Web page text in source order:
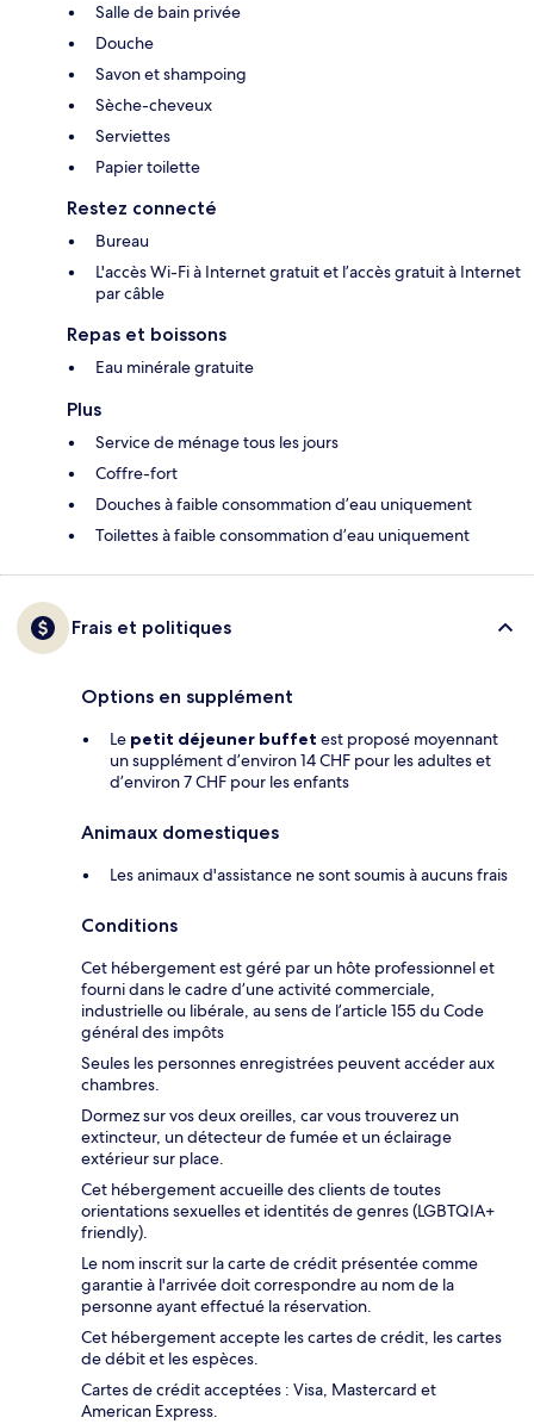
Salle de bain privée
Douche
Savon et shampoing
Sèche-cheveux
Serviettes
Papier toilette
Restez connecté
Bureau
L'accès Wi-Fi à Internet gratuit et l’accès gratuit à Internet
par câble
Repas et boissons
Eau minérale gratuite
Plus
Service de ménage tous les jours
Coffre-fort
Douches à faible consommation d’eau uniquement
Toilettes à faible consommation d’eau uniquement
Frais et politiques
Options en supplément
Le petit déjeuner buffet est proposé moyennant
un supplément d’environ 14 CHF pour les adultes et
d’environ 7 CHF pour les enfants
Animaux domestiques
Les animaux d'assistance ne sont soumis à aucuns frais
Conditions
Cet hébergement est géré par un hôte professionnel et
fourni dans le cadre d’une activité commerciale,
industrielle ou libérale, au sens de l’article 155 du Code
général des impôts
Seules les personnes enregistrées peuvent accéder aux
chambres.
Dormez sur vos deux oreilles, car vous trouverez un
extincteur, un détecteur de fumée et un éclairage
extérieur sur place.
Cet hébergement accueille des clients de toutes
orientations sexuelles et identités de genres (LGBTQIA+
friendly).
Le nom inscrit sur la carte de crédit présentée comme
garantie à l'arrivée doit correspondre au nom de la
personne ayant effectué la réservation.
Cet hébergement accepte les cartes de crédit, les cartes
de débit et les espèces.
Cartes de crédit acceptées : Visa, Mastercard et
American Express.